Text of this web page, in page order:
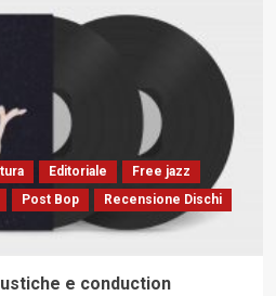
Editoriale
Free jazz
Post Bop
Recensione Dischi
e conduction